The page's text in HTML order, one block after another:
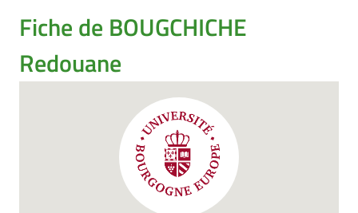
Fiche de BOUGCHICHE
Redouane